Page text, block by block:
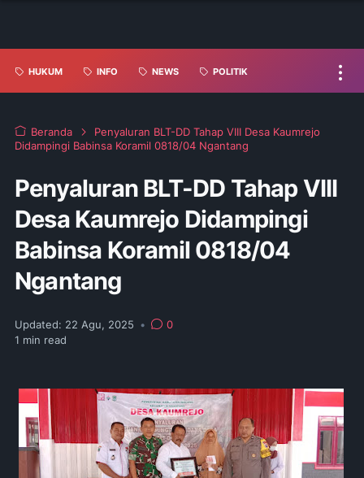
HUKUM INFO NEWS POLITIK
Beranda
Penyaluran BLT-DD Tahap VIII Desa Kaumrejo
Didampingi Babinsa Koramil 0818/04 Ngantang
Penyaluran BLT-DD Tahap VIII
Desa Kaumrejo Didampingi
Babinsa Koramil 0818/04
Ngantang
Updated: 22 Agu, 2025 •
0
1 min read